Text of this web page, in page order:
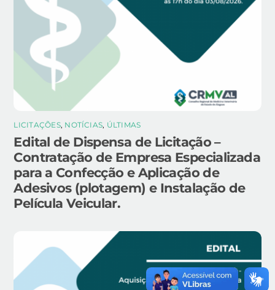
LICITAÇÕES, NOTÍCIAS, ÚLTIMAS
Edital de Dispensa de Licitação –
Contratação de Empresa Especializada
para a Confecção e Aplicação de
Adesivos (plotagem) e Instalação de
Película Veicular.